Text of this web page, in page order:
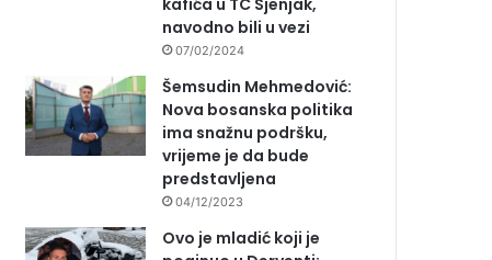
navodno bili u vezi
07/02/2024
Šemsudin Mehmedović:
Nova bosanska politika
ima snažnu podršku,
vrijeme je da bude
predstavljena
04/12/2023
Ovo je mladić koji je